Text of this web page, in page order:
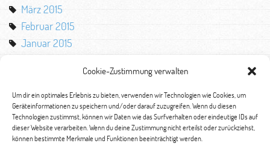
Cookie-Zustimmung verwalten
Um dir ein optimales Erlebnis zu bieten, verwenden wir Technologien wie Cookies, um
Geräteinformationen zu speichern und/oder darauf zuzugreifen. Wenn du diesen
Technologien zustimmst, können wir Daten wie das Surfverhalten oder eindeutige IDs auf
dieser Website verarbeiten. Wenn du deine Zustimmung nicht erteilst oder zurückziehst,
können bestimmte Merkmale und Funktionen beeinträchtigt werden.
März 2015
Februar 2015
Januar 2015
Mai 2014
März 2014
Februar 2014
Januar 2014